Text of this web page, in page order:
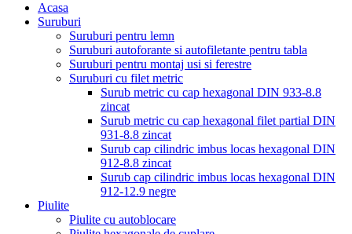
Acasa
Suruburi
Suruburi pentru lemn
Suruburi autoforante si autofiletante pentru tabla
Suruburi pentru montaj usi si ferestre
Suruburi cu filet metric
Surub metric cu cap hexagonal DIN 933-8.8
zincat
Surub metric cu cap hexagonal filet partial DIN
931-8.8 zincat
Surub cap cilindric imbus locas hexagonal DIN
912-8.8 zincat
Surub cap cilindric imbus locas hexagonal DIN
912-12.9 negre
Piulite
Piulite cu autoblocare